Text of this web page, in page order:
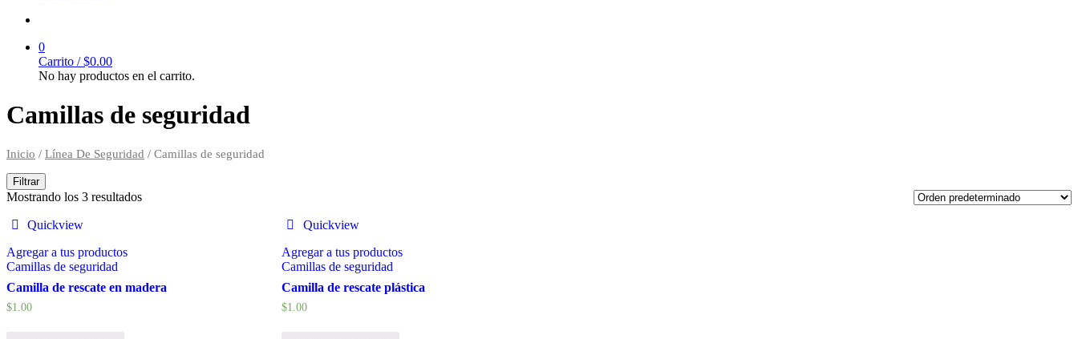
0
Carrito /$0.00
No hay productos en el carrito.
Camillas de seguridad
Inicio / Línea De Seguridad / Camillas de seguridad
Filtrar
Mostrando los 3 resultados
Quickview
Agregar a tus productos
Camillas de seguridad
Camilla de rescate en madera
$1.00
Quickview
Agregar a tus productos
Camillas de seguridad
Camilla de rescate plástica
$1.00